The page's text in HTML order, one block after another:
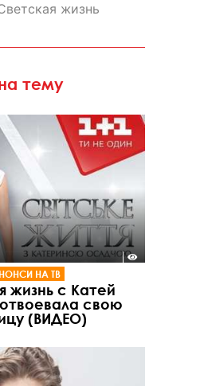
жизнь
тему
НА ТВ
жизнь с Катей
свою
(ВИДЕО)